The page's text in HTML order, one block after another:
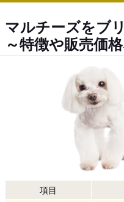
マルチーズをブ
～特徴や販売価
項目